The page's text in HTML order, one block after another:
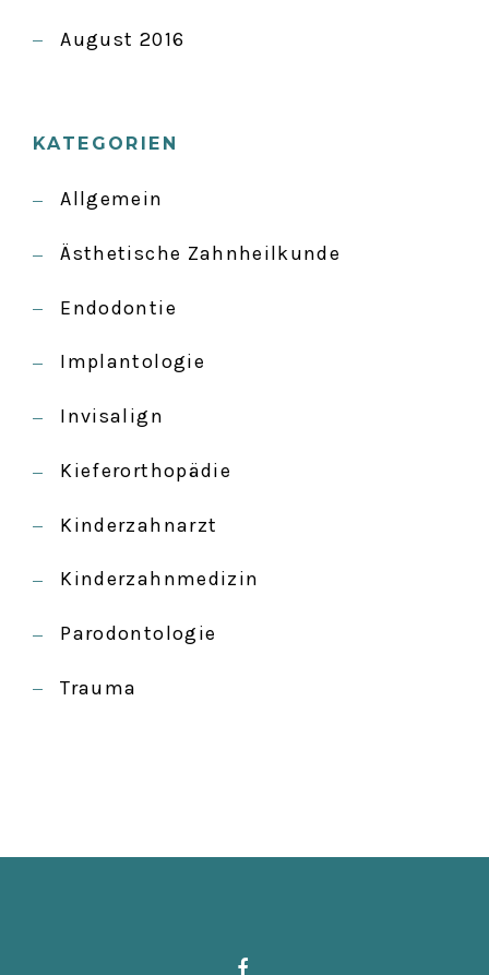
August 2016
KATEGORIEN
Allgemein
Ästhetische Zahnheilkunde
Endodontie
Implantologie
Invisalign
Kieferorthopädie
Kinderzahnarzt
Kinderzahnmedizin
Parodontologie
Trauma